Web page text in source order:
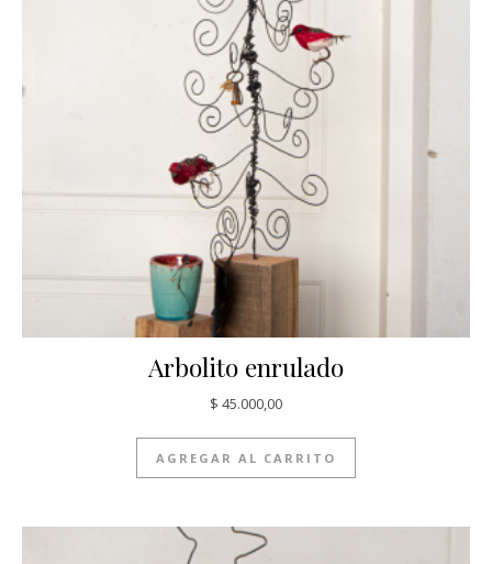
Arbolito enrulado
$ 45.000,00
AGREGAR AL CARRITO